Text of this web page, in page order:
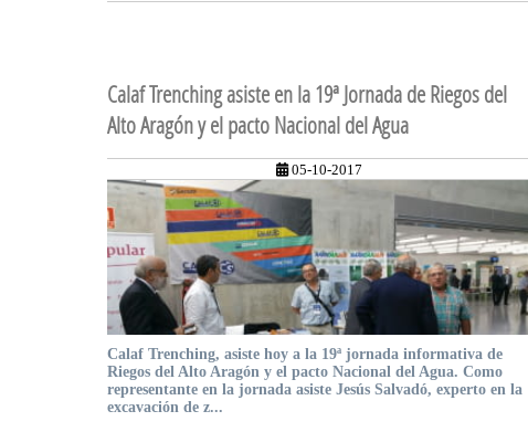
Calaf Trenching asiste en la 19ª Jornada de Riegos del
Alto Aragón y el pacto Nacional del Agua
05-10-2017
Calaf Trenching, asiste hoy a la 19ª jornada informativa de
Riegos del Alto Aragón y el pacto Nacional del Agua. Como
representante en la jornada asiste Jesús Salvadó, experto en la
excavación de z...